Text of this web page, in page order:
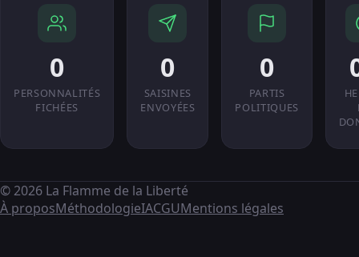
0
PERSONNALITÉS
FICHÉES
0
SAISINES
ENVOYÉES
0
PARTIS
POLITIQUES
© 2026 La Flamme de la Liberté
À proposMéthodologieIACGUMentions légales